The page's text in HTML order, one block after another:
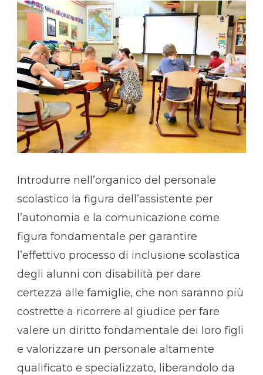
Introdurre nell’organico del personale
scolastico la figura dell’assistente per
l’autonomia e la comunicazione come
figura fondamentale per garantire
l’effettivo processo di inclusione scolastica
degli alunni con disabilità per dare
certezza alle famiglie, che non saranno più
costrette a ricorrere al giudice per fare
valere un diritto fondamentale dei loro figli
e valorizzare un personale altamente
qualificato e specializzato, liberandolo da